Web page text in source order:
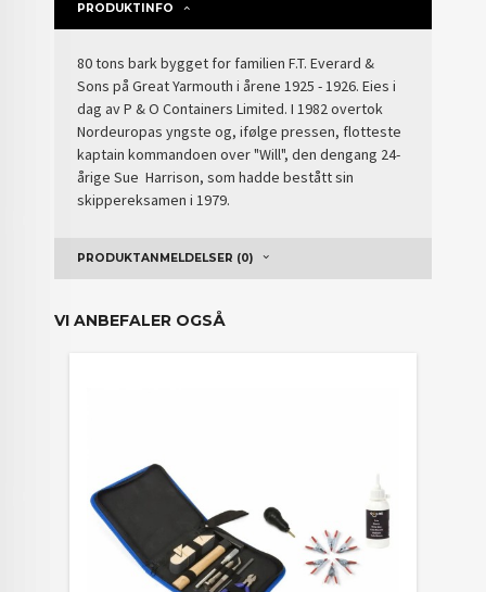
PRODUKTINFO
80 tons bark bygget for familien F.T. Everard &
Sons på Great Yarmouth i årene 1925 - 1926. Eies i
dag av P & O Containers Limited. I 1982 overtok
Nordeuropas yngste og, ifølge pressen, flotteste
kaptain kommandoen over "Will", den dengang 24-
årige Sue Harrison, som hadde bestått sin
skippereksamen i 1979.
PRODUKTANMELDELSER (0)
VI ANBEFALER OGSÅ